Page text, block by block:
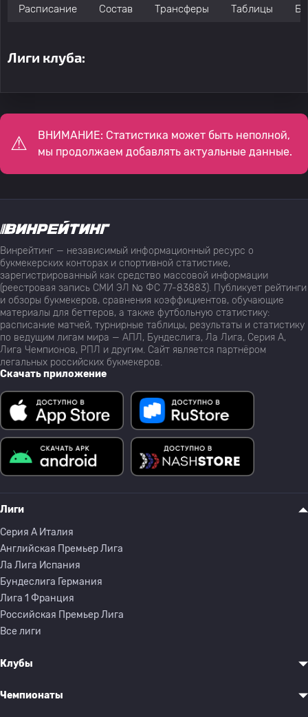
Расписание Состав Трансферы Таблицы
Лиги клуба:
ВНИМАНИЕ: Статистика может быть неполной,
мы продолжаем добавлять актуальные данные.
Винрейтинг — независимый информационный ресурс о
букмекерских конторах и спортивной статистике,
зарегистрированный как средство массовой информации
(реестровая запись СМИ ЭЛ № ФС 77-83883). Публикует рейтинги
и обзоры букмекеров, сравнения коэффициентов, обучающие
материалы для беттеров, а также футбольную статистику:
расписание матчей, турнирные таблицы, результаты и статистику
по ведущим лигам мира — АПЛ, Бундеслига, Ла Лига, Серия А,
Лига Чемпионов, РПЛ и другим. Сайт является партнёром
легальных российских букмекеров.
Скачать приложение
Лиги
Серия A Италия
Английская Премьер Лига
Ла Лига Испания
Бундеслига Германия
Лига 1 Франция
Российская Премьер Лига
Все лиги
Клубы
Чемпионаты